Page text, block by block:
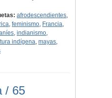
afrodescendientes,
,feminismo, Francia,
,indianismo,
indígena,mayas,
/ 65